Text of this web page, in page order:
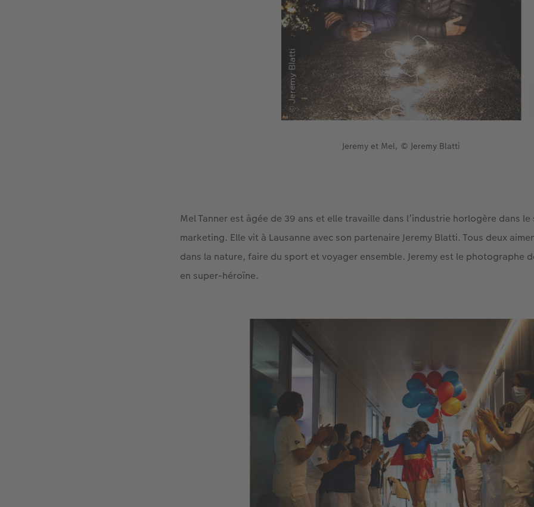
Jeremy et Mel, © Jeremy Blatti
Mel Tanner est âgée de 39 ans et elle travaille dans l’industrie horlogère dans
marketing. Elle vit à Lausanne avec son partenaire Jeremy Blatti. Tous deux
dans la nature, faire du sport et voyager ensemble. Jeremy est le photographe
en super-héroïne.